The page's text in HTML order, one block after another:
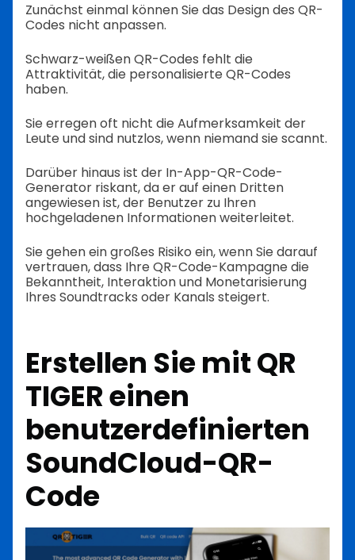
Zunächst einmal können Sie das Design des QR-
Codes nicht anpassen.
Schwarz-weißen QR-Codes fehlt die
Attraktivität, die personalisierte QR-Codes
haben.
Sie erregen oft nicht die Aufmerksamkeit der
Leute und sind nutzlos, wenn niemand sie scannt.
Darüber hinaus ist der In-App-QR-Code-
Generator riskant, da er auf einen Dritten
angewiesen ist, der Benutzer zu Ihren
hochgeladenen Informationen weiterleitet.
Sie gehen ein großes Risiko ein, wenn Sie darauf
vertrauen, dass Ihre QR-Code-Kampagne die
Bekanntheit, Interaktion und Monetarisierung
Ihres Soundtracks oder Kanals steigert.
Erstellen Sie mit QR
TIGER einen
benutzerdefinierten
SoundCloud-QR-
Code